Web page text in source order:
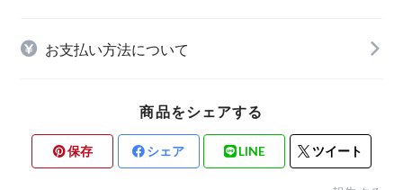
お支払い方法について
商品をシェアする
保存 シェア LINE ツイート